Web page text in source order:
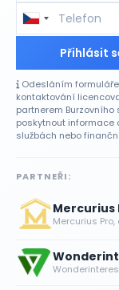
Přihlásit
Odesláním
kontaktování
partnerem Burzovního
poskytnout informace
službách nebo
PARTNEŘI:
Mercurius
Mercurius Pro,